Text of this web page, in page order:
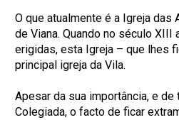
O que atualmente é a Igreja das
de Viana. Quando no século XIII
erigidas, esta Igreja – que lhes
principal igreja da Vila.
Apesar da sua importância, e
Colegiada, o facto de ficar